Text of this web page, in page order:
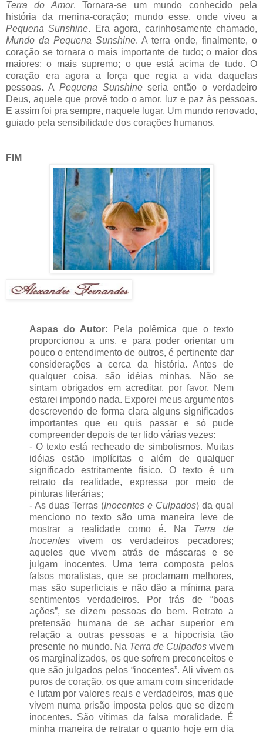
Terra do Amor. Tornara-se um mundo conhecido pela
história da menina-coração; mundo esse, onde viveu a
Pequena Sunshine. Era agora, carinhosamente chamado,
Mundo da Pequena Sunshine. A terra onde, finalmente, o
coração se tornara o mais importante de tudo; o maior dos
maiores; o mais supremo; o que está acima de tudo. O
coração era agora a força que regia a vida daquelas
pessoas. A Pequena Sunshineseria então o verdadeiro
Deus, aquele que provê todo o amor, luz e paz às pessoas.
E assim foi pra sempre, naquele lugar. Um mundo renovado,
guiado pela sensibilidade dos corações humanos.
FIM
Aspas do Autor: Pela polêmica que o texto
proporcionou a uns, e para poder orientar um
pouco o entendimento de outros, é pertinente dar
considerações a cerca da história. Antes de
qualquer coisa, são idéias minhas. Não se
sintam obrigados em acreditar, por favor. Nem
estarei impondo nada. Exporei meus argumentos
descrevendo de forma clara alguns significados
importantes que eu quis passar e só pude
compreender depois de ter lido várias vezes:
- O texto está recheado de simbolismos. Muitas
idéias estão implícitas e além de qualquer
significado estritamente físico. O texto é um
retrato da realidade, expressa por meio de
pinturas literárias;
- As duas Terras (Inocentes e Culpados) da qual
menciono no texto são uma maneira leve de
mostrar a realidade como é. Na
Terra de
Inocentes vivem os verdadeiros pecadores;
aqueles que vivem atrás de máscaras e se
julgam inocentes. Uma terra composta pelos
falsos moralistas, que se proclamam melhores,
mas são superficiais e não dão a mínima para
sentimentos verdadeiros. Por trás de “boas
ações”, se dizem pessoas do bem. Retrato a
pretensão humana de se achar superior em
relação a outras pessoas e a hipocrisia tão
presente no mundo. Na Terra de Culpados vivem
os marginalizados, os que sofrem preconceitos e
que são julgados pelos “inocentes”. Ali vivem os
puros de coração, os que amam com sinceridade
e lutam por valores reais e verdadeiros, mas que
vivem numa prisão imposta pelos que se dizem
inocentes. São vítimas da falsa moralidade. É
minha maneira de retratar o quanto hoje em dia